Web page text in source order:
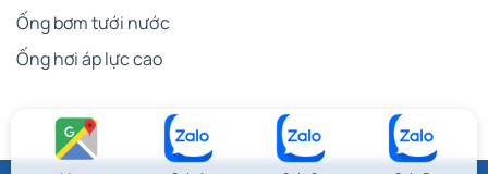
Ống bơm tưới nước
Ống hơi áp lực cao